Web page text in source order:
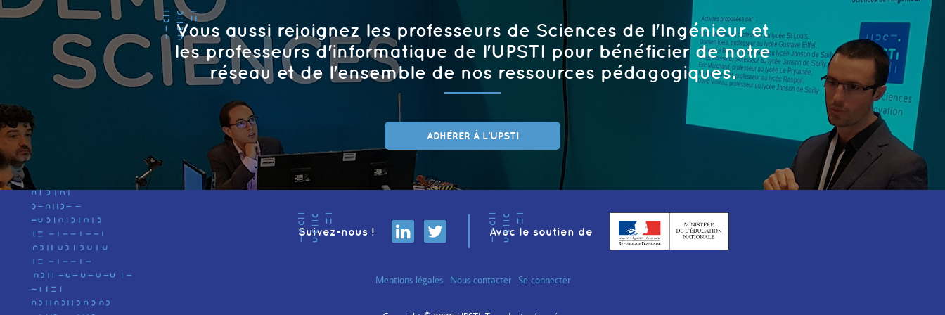
Vous aussi rejoignez les professeurs de Sciences de l'Ingénieur et
les professeurs d'informatique de l'UPSTI pour bénéficier de notre
réseau et de l'ensemble de nos ressources pédagogiques.
ADHÉRER À L'UPSTI
Suivez-nous ! Avec le soutien de
Mentions légales Nous contacter Se connecter